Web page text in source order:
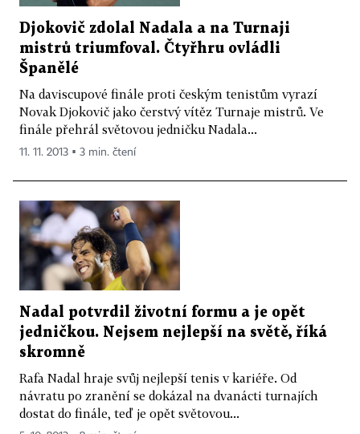
Djokovič zdolal Nadala a na Turnaji
mistrů triumfoval. Čtyřhru ovládli
Španělé
Na daviscupové finále proti českým tenistům vyrazí
Novak Djokovič jako čerstvý vítěz Turnaje mistrů. Ve
finále přehrál světovou jedničku Nadala...
11. 11. 2013 ▪ 3 min. čtení
Nadal potvrdil životní formu a je opět
jedničkou. Nejsem nejlepší na světě, říká
skromně
Rafa Nadal hraje svůj nejlepší tenis v kariéře. Od
návratu po zranění se dokázal na dvanácti turnajích
dostat do finále, teď je opět světovou...